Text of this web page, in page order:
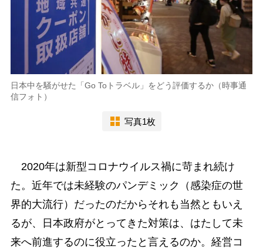
日本中を騒がせた「Go Toトラベル」をどう評価するか（時事通
信フォト）
写真1枚
2020年は新型コロナウイルス禍に苛まれ続け
た。近年では未経験のパンデミック（感染症の世
界的大流行）だったのだからそれも当然ともいえ
るが、日本政府がとってきた対策は、はたして未
来へ前進するのに役立ったと言えるのか。経営コ